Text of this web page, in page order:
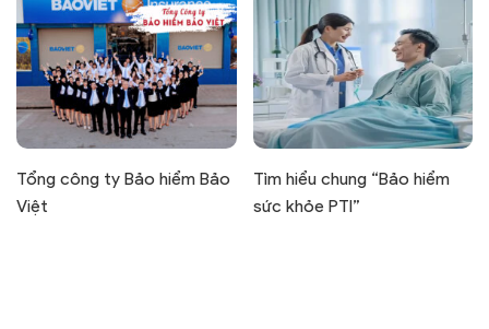
Tổng công ty Bảo hiểm Bảo
Việt
Tìm hiểu chung “Bảo hiểm
sức khỏe PTI”